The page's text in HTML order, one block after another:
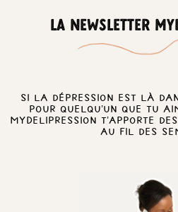
LA NEWSLETTER
Si la dépression est là
pour quelqu’un que tu
MyDelipression t’apporte
au fil des